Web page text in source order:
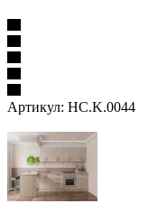
Артикул: HC.K.0044